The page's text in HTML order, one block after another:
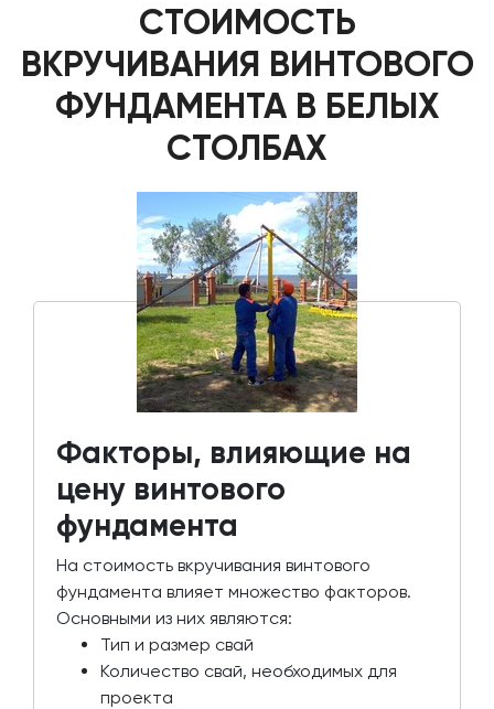
СТОИМОСТЬ
ВКРУЧИВАНИЯ ВИНТОВОГО
ФУНДАМЕНТА В БЕЛЫХ
СТОЛБАХ
Факторы, влияющие на
цену винтового
фундамента
На стоимость вкручивания винтового
фундамента влияет множество факторов.
Основными из них являются:
Тип и размер свай
Количество свай, необходимых для
проекта